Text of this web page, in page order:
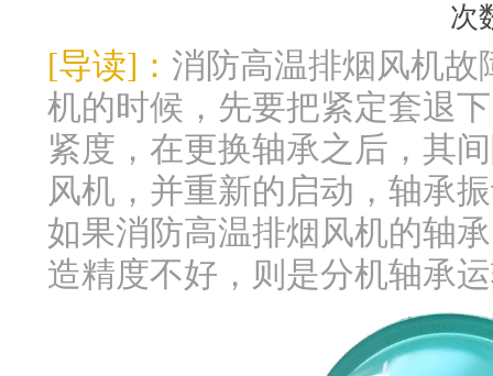
次
[导读]： 消防高温排烟风机
机的时候，先要把紧定套退
紧度，在更换轴承之后，其
风机，并重新的启动，轴承
如果消防高温排烟风机的轴
造精度不好，则是分机轴承